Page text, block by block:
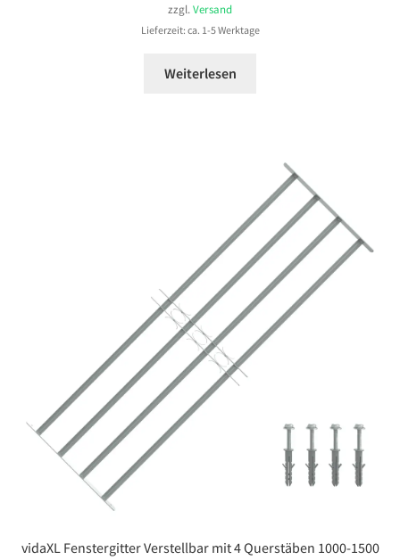
zzgl. Versand
Lieferzeit: ca. 1-5 Werktage
Weiterlesen
vidaXL Fenstergitter Verstellbar mit 4 Querstäben 1000-1500